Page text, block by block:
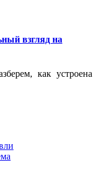
взгляд на
как устроена